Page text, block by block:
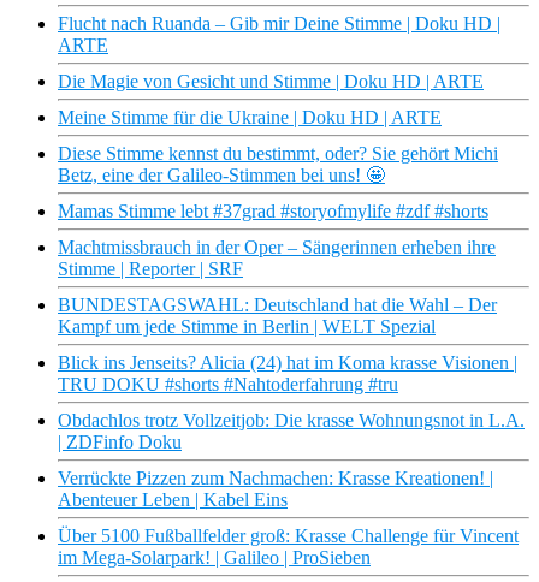
Flucht nach Ruanda – Gib mir Deine Stimme | Doku HD |
ARTE
Die Magie von Gesicht und Stimme | Doku HD | ARTE
Meine Stimme für die Ukraine | Doku HD | ARTE
Diese Stimme kennst du bestimmt, oder? Sie gehört Michi
Betz, eine der Galileo-Stimmen bei uns! 🤩
Mamas Stimme lebt #37grad #storyofmylife #zdf #shorts
Machtmissbrauch in der Oper – Sängerinnen erheben ihre
Stimme | Reporter | SRF
BUNDESTAGSWAHL: Deutschland hat die Wahl – Der
Kampf um jede Stimme in Berlin | WELT Spezial
Blick ins Jenseits? Alicia (24) hat im Koma krasse Visionen |
TRU DOKU #shorts #Nahtoderfahrung #tru
Obdachlos trotz Vollzeitjob: Die krasse Wohnungsnot in L.A.
| ZDFinfo Doku
Verrückte Pizzen zum Nachmachen: Krasse Kreationen! |
Abenteuer Leben | Kabel Eins
Über 5100 Fußballfelder groß: Krasse Challenge für Vincent
im Mega-Solarpark! | Galileo | ProSieben